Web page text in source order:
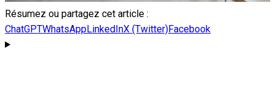
Résumez ou partagez cet article :
ChatGPTWhatsAppLinkedInX (Twitter)Facebook